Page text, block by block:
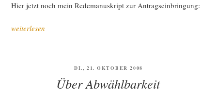
Hier jetzt noch mein Rede­ma­nu­skript zur Antrags­ein­brin­gung:
„Grü­
weiterlesen
VERÖFFENTLICHT
DI., 21. OKTOBER 2008
Über Abwählbarkeit